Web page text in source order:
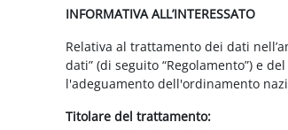
INFORMATIVA ALL’INTERESSATO
Relativa al trattamento dei dati
dati” (di seguito “Regolamento”) e
l'adeguamento dell'ordinamento
Titolare del trattamento: